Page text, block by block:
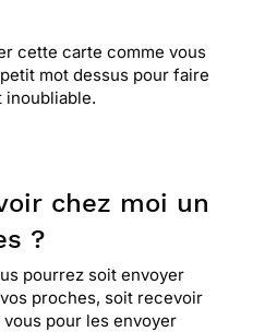
cette carte comme vous
mot dessus pour faire
chez moi un
?
pourrez soit envoyer
proches, soit recevoir
pour les envoyer